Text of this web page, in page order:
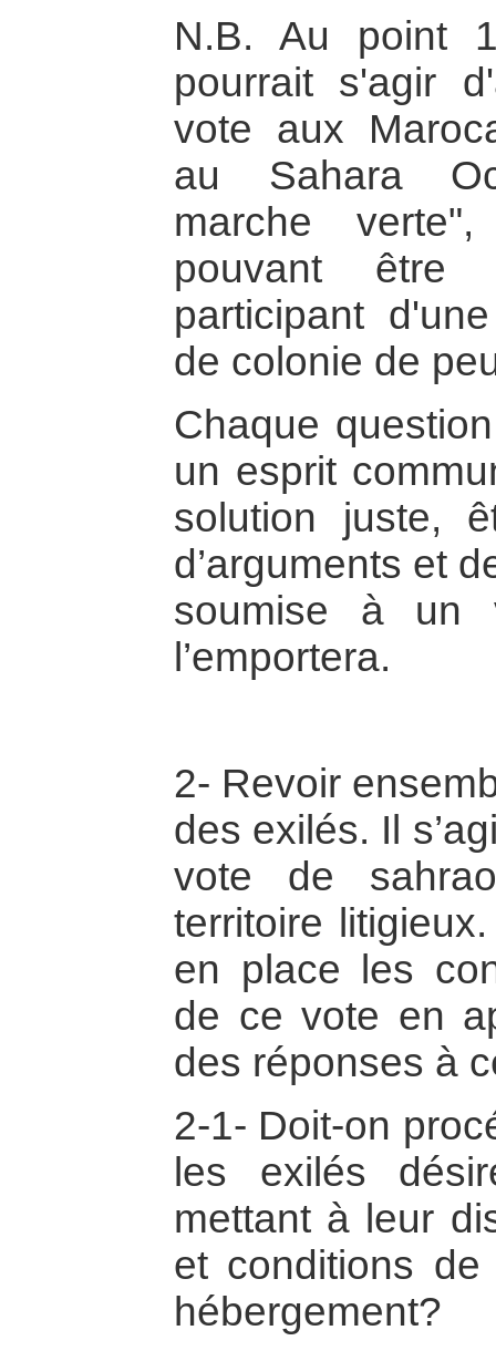
N.B. Au point
pourrait s'agir
vote aux
au Sahara
marche
pouvant être
participant
de colonie de
Chaque
un esprit
solution juste,
d’arguments et
soumise à un
l’emportera.
2- Revoir
des exilés. Il
vote de
territoire
en place les
de ce vote en
des réponses à
2-1- Doit-on
les exilés
mettant à leur
et conditions
hébergement?